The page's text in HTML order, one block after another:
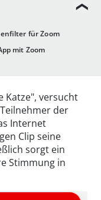
für Zoom
mit Zoom
Katze", versucht
der
Internet
Clip seine
sorgt ein
Stimmung in